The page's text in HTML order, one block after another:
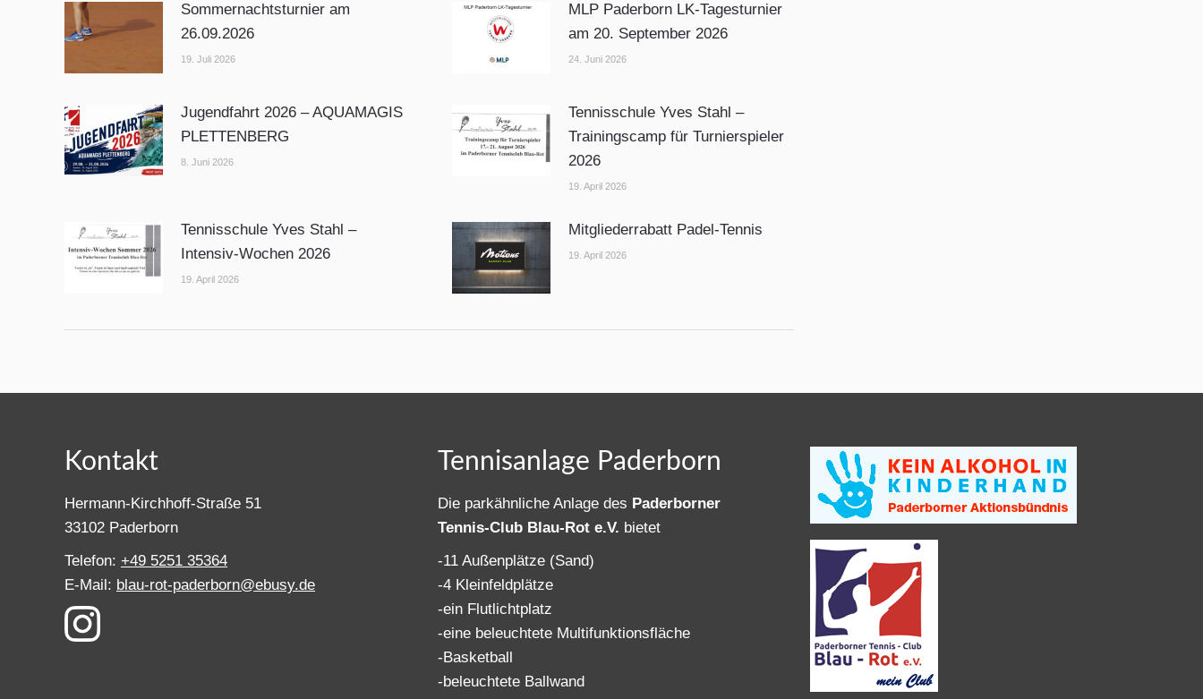
Sommernachtsturnier am
26.09.2026
19. Juli 2026
MLP Paderborn LK-Tagesturnier
am 20. September 2026
24. Juni 2026
Jugendfahrt 2026 – AQUAMAGIS
PLETTENBERG
8. Juni 2026
Tennisschule Yves Stahl –
Trainingscamp für Turnierspieler
2026
19. April 2026
Tennisschule Yves Stahl –
Intensiv-Wochen 2026
19. April 2026
Mitgliederrabatt Padel-Tennis
19. April 2026
Kontakt
Hermann-Kirchhoff-Straße 51
33102 Paderborn
Telefon: +49 5251 35364
E-Mail: blau-rot-paderborn@ebusy.de
Tennisanlage Paderborn
Die parkähnliche Anlage des Paderborner
Tennis-Club Blau-Rot e.V. bietet
-11 Außenplätze (Sand)
-4 Kleinfeldplätze
-ein Flutlichtplatz
-eine beleuchtete Multifunktionsfläche
-Basketball
-beleuchtete Ballwand